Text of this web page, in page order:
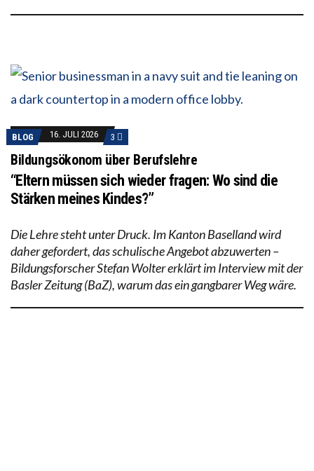
BLOG 16. JULI 2026 3
Bildungsökonom über Berufslehre
“Eltern müssen sich wieder fragen: Wo sind die
Stärken meines Kindes?”
Die Lehre steht unter Druck. Im Kanton Baselland wird
daher gefordert, das schulische Angebot abzuwerten –
Bildungsforscher Stefan Wolter erklärt im Interview mit der
Basler Zeitung (BaZ), warum das ein gangbarer Weg wäre.